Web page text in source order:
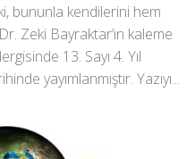
bununla kendilerini hem
Zeki Bayraktar’ın kaleme
13. Sayı 4. Yıl
yayımlanmıştır. Yazıyı...